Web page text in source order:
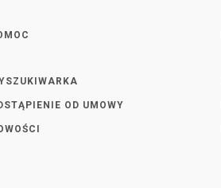
OD UMOWY